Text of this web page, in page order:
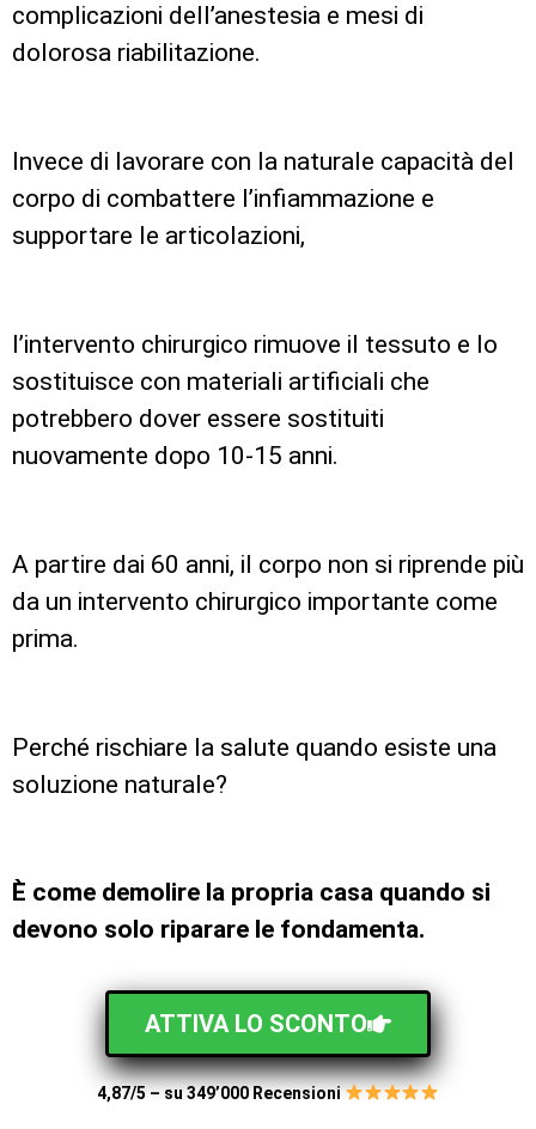
complicazioni dell’anestesia e mesi di
dolorosa riabilitazione.
Invece di lavorare con la naturale capacità del
corpo di combattere l’infiammazione e
supportare le articolazioni,
l’intervento chirurgico rimuove il tessuto e lo
sostituisce con materiali artificiali che
potrebbero dover essere sostituiti
nuovamente dopo 10-15 anni.
A partire dai 60 anni, il corpo non si riprende più
da un intervento chirurgico importante come
prima.
Perché rischiare la salute quando esiste una
soluzione naturale?
È come demolire la propria casa quando si
devono solo riparare le fondamenta.
ATTIVA LO SCONTO
4,87/5 – su 349’000 Recensioni